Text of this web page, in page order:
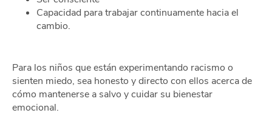
Capacidad para trabajar continuamente hacia el
cambio.
Para los niños que están experimentando racismo o
sienten miedo, sea honesto y directo con ellos acerca de
cómo mantenerse a salvo y cuidar su bienestar
emocional.